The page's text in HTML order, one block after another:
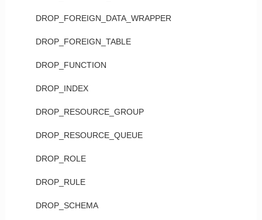
DROP_FOREIGN_DATA_WRAPPER
DROP_FOREIGN_TABLE
DROP_FUNCTION
DROP_INDEX
DROP_RESOURCE_GROUP
DROP_RESOURCE_QUEUE
DROP_ROLE
DROP_RULE
DROP_SCHEMA